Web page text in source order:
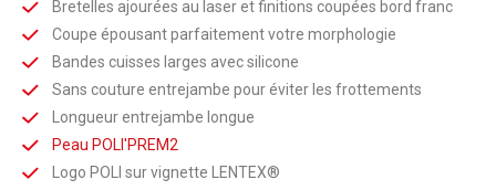
Bretelles ajourées au laser et finitions coupées bord franc
Coupe épousant parfaitement votre morphologie
Bandes cuisses larges avec silicone
Sans couture entrejambe pour éviter les frottements
Longueur entrejambe longue
Peau POLI'PREM2
Logo POLI sur vignette LENTEX®